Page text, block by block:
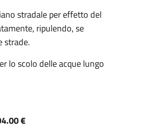
stradale per effetto del
ripulendo, se
strade.
lo scolo delle acque lungo
€